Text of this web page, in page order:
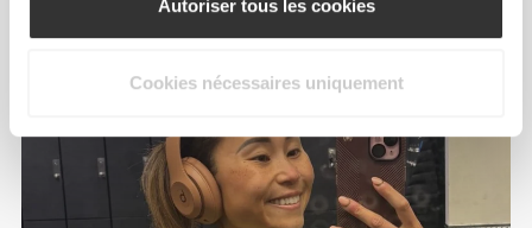
Autoriser tous les cookies
Cookies nécessaires uniquement
De notre communauté